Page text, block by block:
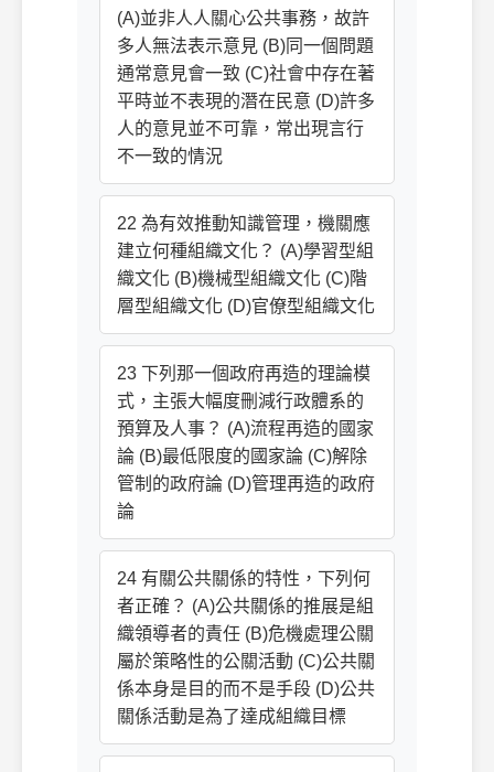
(A)並非人人關心公共事務，故許
多人無法表示意見 (B)同一個問題
通常意見會一致 (C)社會中存在著
平時並不表現的潛在民意 (D)許多
人的意見並不可靠，常出現言行
不一致的情況
22 為有效推動知識管理，機關應
建立何種組織文化？ (A)學習型組
織文化 (B)機械型組織文化 (C)階
層型組織文化 (D)官僚型組織文化
23 下列那一個政府再造的理論模
式，主張大幅度刪減行政體系的
預算及人事？ (A)流程再造的國家
論 (B)最低限度的國家論 (C)解除
管制的政府論 (D)管理再造的政府
論
24 有關公共關係的特性，下列何
者正確？ (A)公共關係的推展是組
織領導者的責任 (B)危機處理公關
屬於策略性的公關活動 (C)公共關
係本身是目的而不是手段 (D)公共
關係活動是為了達成組織目標